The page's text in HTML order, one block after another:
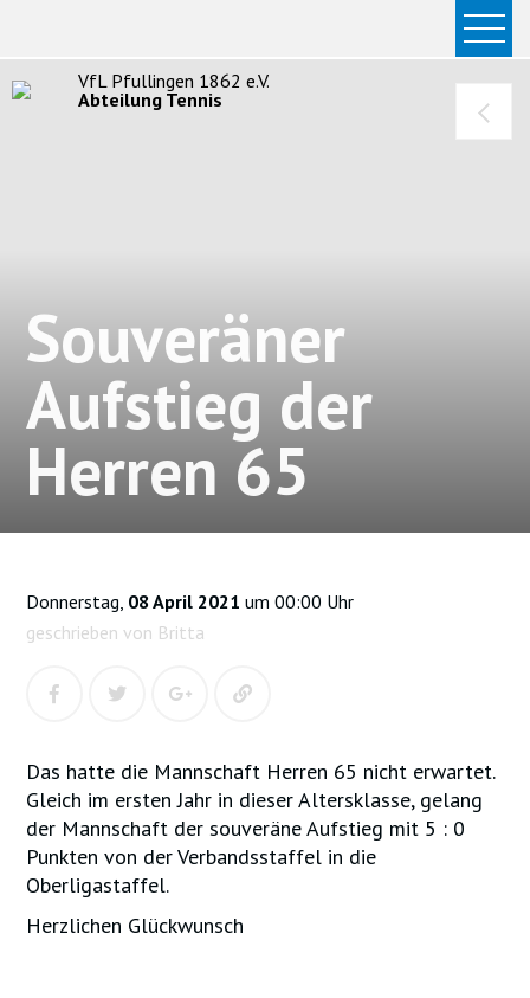
VfL Pfullingen 1862 e.V.
Abteilung Tennis
Platz buchen
Abteilung
Downloads
Kontakt / Anfahrt
Souveräner
Aufstieg der
Herren 65
Donnerstag, 08 April 2021 um 00:00 Uhr
geschrieben von Britta
Das hatte die Mannschaft Herren 65 nicht erwartet.
Gleich im ersten Jahr in dieser Altersklasse, gelang
der Mannschaft der souveräne Aufstieg mit 5 : 0
Punkten von der Verbandsstaffel in die
Oberligastaffel.
Herzlichen Glückwunsch